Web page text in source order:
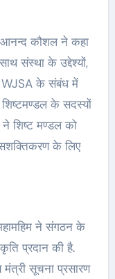
आनन्द कौशल ने कहा
संस्था के उद्देश्यों,
WJSA के संबंध में
शिष्टमण्डल के सदस्यों
ने शिष्ट मण्डल को
के लिए
ने संगठन के
प्रदान की है.
सूचना प्रसारण